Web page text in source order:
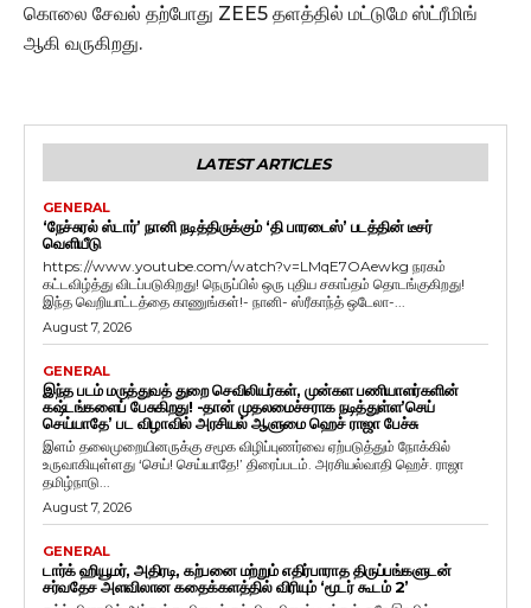
கொலை சேவல் தற்போது ZEE5 தளத்தில் மட்டுமே ஸ்ட்ரீமிங்
ஆகி வருகிறது.
LATEST ARTICLES
GENERAL
‘நேச்சுரல் ஸ்டார்’ நானி நடித்திருக்கும் ‘தி பாரடைஸ்’ படத்தின் டீசர்
வெளியீடு
https://www.youtube.com/watch?v=LMqE7OAewkg நரகம்
கட்டவிழ்த்து விடப்படுகிறது! நெருப்பில் ஒரு புதிய சகாப்தம் தொடங்குகிறது!
இந்த வெறியாட்டத்தை காணுங்கள்!- நானி- ஸ்ரீகாந்த் ஒடேலா-...
August 7, 2026
GENERAL
இந்த படம் மருத்துவத் துறை செவிலியர்கள், முன்கள பணியாளர்களின்
கஷ்டங்களைப் பேசுகிறது! -தான் முதலமைச்சராக நடித்துள்ள’செய்
செய்யாதே’ பட விழாவில் அரசியல் ஆளுமை ஹெச் ராஜா பேச்சு
இளம் தலைமுறையினருக்கு சமூக விழிப்புணர்வை ஏற்படுத்தும் நோக்கில்
உருவாகியுள்ளது ‘செய்! செய்யாதே!’ திரைப்படம். அரசியல்வாதி ஹெச். ராஜா
தமிழ்நாடு...
August 7, 2026
GENERAL
டார்க் ஹியூமர், அதிரடி, கற்பனை மற்றும் எதிர்பாராத திருப்பங்களுடன்
சர்வதேச அளவிலான கதைக்களத்தில் விரியும் ‘மூடர் கூடம் 2’